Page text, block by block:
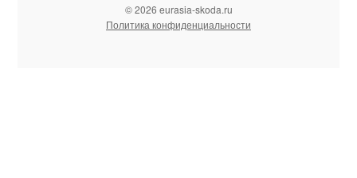
© 2026 eurasia-skoda.ru
Политика конфиденциальности